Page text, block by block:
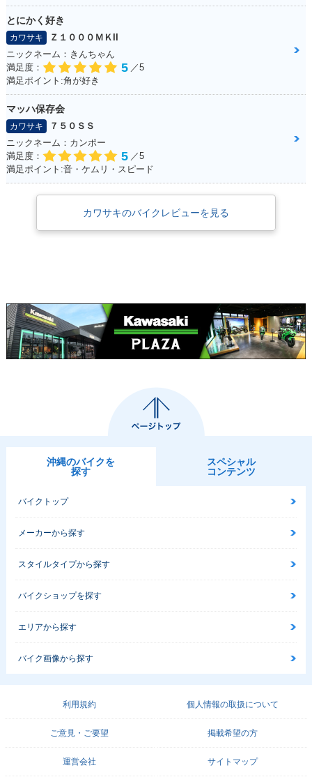
とにかく好き
カワサキ
Ｚ１０００ＭＫII
ニックネーム：きんちゃん
満足度：
5 ／5
満足ポイント:角が好き
マッハ保存会
カワサキ
７５０ＳＳ
ニックネーム：カンポー
満足度：
5 ／5
満足ポイント:音・ケムリ・スピード
カワサキのバイクレビューを見る
沖縄のバイクを
探す
スペシャル
コンテンツ
バイクトップ
メーカーから探す
スタイルタイプから探す
バイクショップを探す
エリアから探す
バイク画像から探す
利用規約 個人情報の取扱について
ご意見・ご要望 掲載希望の方
運営会社 サイトマップ